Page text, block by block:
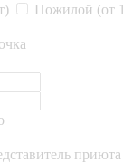
Пожилой (от
приюта